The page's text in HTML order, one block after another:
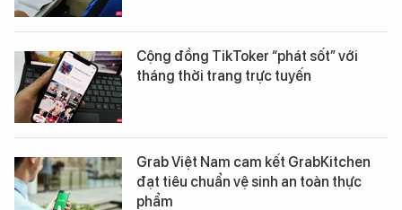
Cộng đồng TikToker “phát sốt” với
tháng thời trang trực tuyến
Grab Việt Nam cam kết GrabKitchen
đạt tiêu chuẩn vệ sinh an toàn thực
phẩm